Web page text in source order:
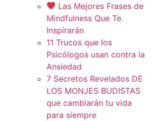
Las Mejores Frases de
Mindfulness Que Te
Inspirarán
11 Trucos que los
Psicólogos usan contra la
Ansiedad
7 Secretos Revelados DE
LOS MONJES BUDISTAS
que cambiarán tu vida
para siempre